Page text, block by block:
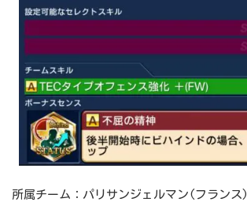
所属チーム：パリサンジェルマン(フランス)